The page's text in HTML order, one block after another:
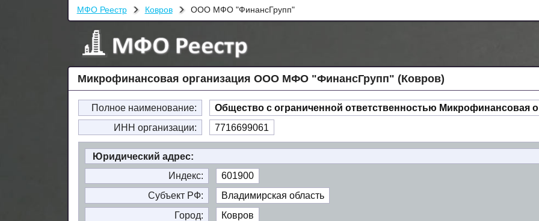
МФО Реестр Ковров ООО МФО "ФинансГрупп"
Микрофинансовая организация ООО МФО "ФинансГрупп" (Ковров)
Полное наименование:
Общество с ограниченной ответственностью Микрофинансовая
ИНН организации:
7716699061
Юридический адрес:
Индекс:
601900
Субъект РФ:
Владимирская область
Город:
Ковров